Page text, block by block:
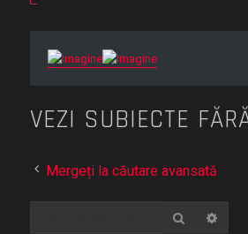
VEZI SUBIECTE
Mergeți la căutare avansată
Căutare